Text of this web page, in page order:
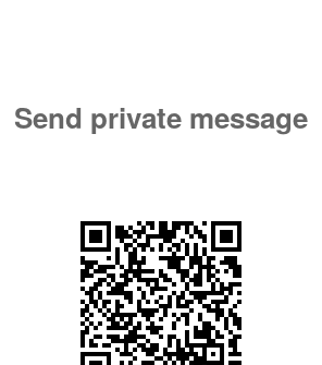
Send private message